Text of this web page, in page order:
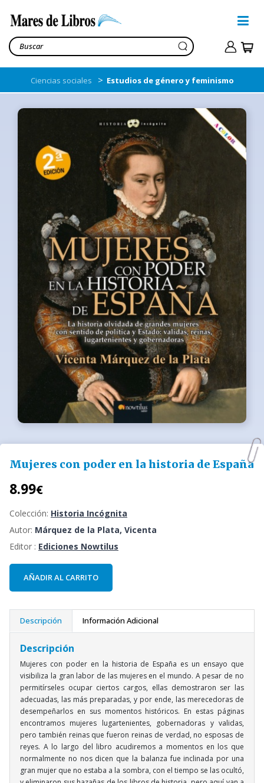
Ciencias sociales > Estudios de género y feminismo
Mujeres con poder en la historia de España
8.99€
Colección: Historia Incógnita
Autor: Márquez de la Plata, Vicenta
Editor : Ediciones Nowtilus
AÑADIR AL CARRITO
Descripción Información Adicional
Descripción
Mujeres con poder en la historia de España es un ensayo que
visibiliza la gran labor de las mujeres en el mundo. A pesar de no
permitírseles ocupar ciertos cargos, ellas demostraron ser las
adecuadas, las más preparadas, y por ende, las merecedoras de
desempeñarlos en sus momentos históricos. En estas páginas
encontramos mujeres lugartenientes, gobernadoras y validas,
pero también reinas que fueron reinas de verdad, no esposas de
reyes. A lo largo del libro acudiremos a momentos en los que
normalmente no nos dicen que la balanza fue inclinada por una
gran mujer que no estaba a la sombra, con el tiempo se las ocultó,